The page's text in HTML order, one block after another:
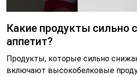
Какие продукты сильно
аппетит?
Продукты, которые сильно
включают высокобелковые